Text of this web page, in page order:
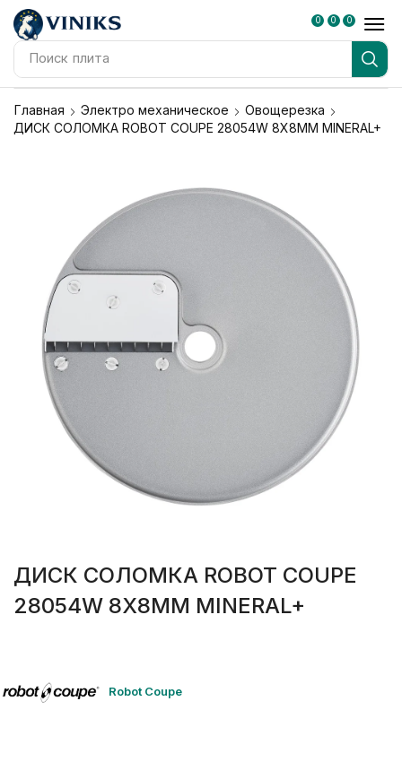
Поиск плита
0 0 0
Главная Электро механическое
Овощерезка
ДИСК СОЛОМКА ROBOT COUPE 28054W 8Х8ММ MINERAL+
ДИСК СОЛОМКА ROBOT COUPE
28054W 8Х8ММ MINERAL+
Robot Coupe